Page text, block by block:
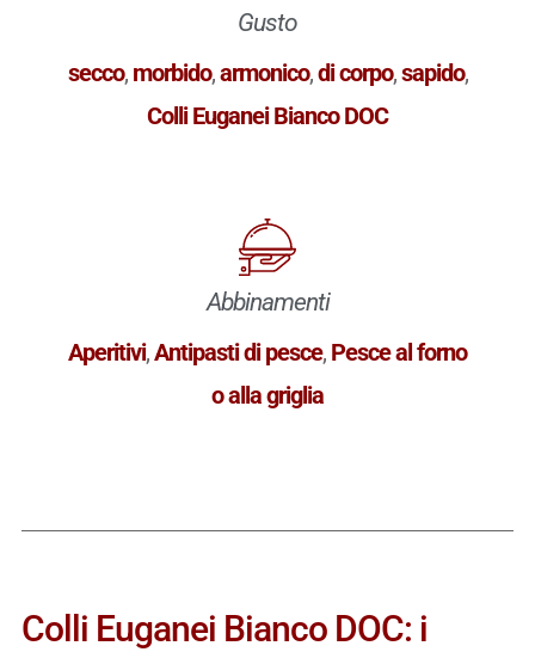
Gusto
secco, morbido,armonico,di corpo,sapido,
Colli Euganei Bianco DOC
Abbinamenti
Aperitivi,Antipasti di pesce, Pesce al forno
o alla griglia
Colli Euganei Bianco DOC: i